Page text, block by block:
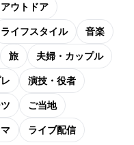
アウトドア
ライフスタイル 音楽
旅 夫婦・カップル
演技・役者
ご当地
ライブ配信